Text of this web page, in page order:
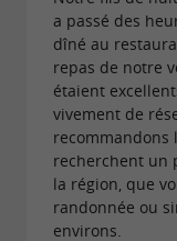
et de saison ,
palais. La
pour sublimer
unesélection
d'ailleurs s
amateurs de
sera jeté.
a passé des
dîné au
repas de notre
étaient
vivement de
recommandons
recherchent un
la région, que
randonnée ou
environs.